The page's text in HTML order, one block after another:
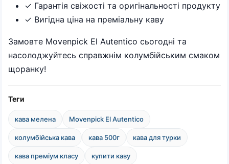
✓ Гарантія свіжості та оригінальності продукту
✓ Вигідна ціна на преміальну каву
Замовте Movenpick El Autentico сьогодні та
насолоджуйтесь справжнім колумбійським смаком
щоранку!
Теги
кава мелена Movenpick El Autentico
колумбійська кава кава 500г кава для турки
кава преміум класу купити каву